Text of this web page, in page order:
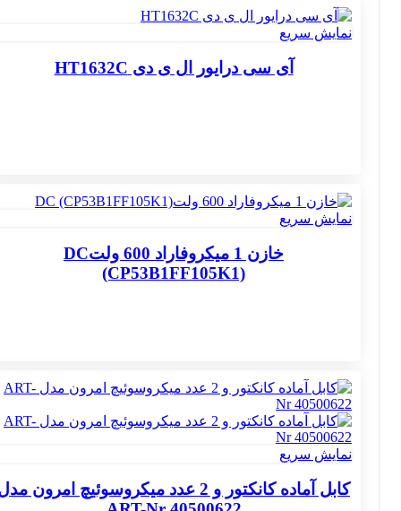
نمایش سریع
آی سی درایور ال ی دی HT1632C
نمایش سریع
خازن 1 میکروفاراد 600 ولتDC
(CP53B1FF105K1)
نمایش سریع
کابل آماده کانکتور و 2 عدد میکروسوئیچ امرون